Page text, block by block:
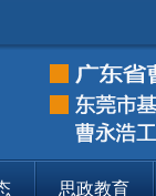
思政教育